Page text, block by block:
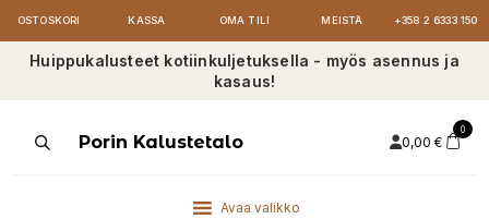
OSTOSKORI KASSA OMA TILI MEISTÄ +358 2 6333 150
Huippukalusteet kotiinkuljetuksella - myös asennus ja
kasaus!
ProductsPorin Kalustetalo 0,00 €
0
Avaa valikko